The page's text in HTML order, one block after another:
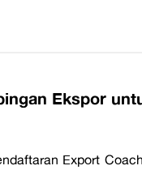
Ekspor
Export